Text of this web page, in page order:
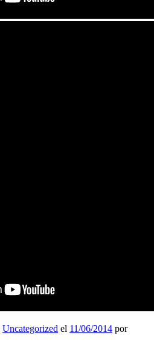
Uncategorized el 11/06/2014 por